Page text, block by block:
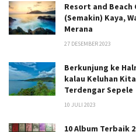
Resort and Beach
(Semakin) Kaya,
Merana
27 DESEMBER 2023
Berkunjung ke
kalau Keluhan
Terdengar Sepele
10 JULI 2023
10 Album Terbaik